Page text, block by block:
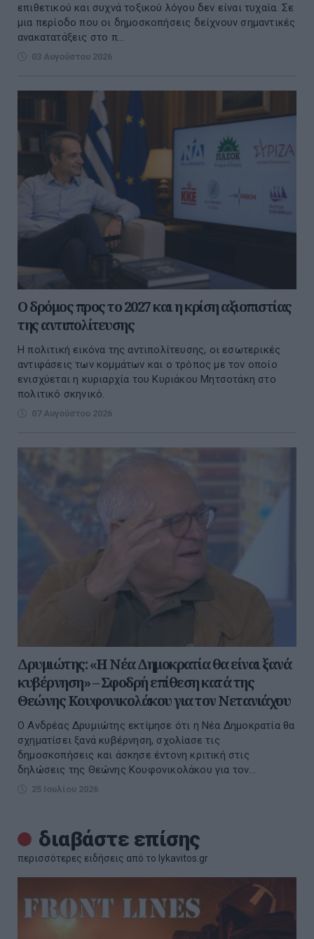
επιθετικού και συχνά τοξικού λόγου δεν είναι τυχαία. Σε
μια περίοδο που οι δημοσκοπήσεις δείχνουν σημαντικές
ανακατατάξεις στο π...
03 Αυγούστου 2026
Ο δρόμος προς το 2027 και η κρίση αξιοπιστίας
της αντιπολίτευσης
Η πολιτική εικόνα της αντιπολίτευσης, οι εσωτερικές
αντιφάσεις των κομμάτων και ο τρόπος με τον οποίο
ενισχύεται η κυριαρχία του Κυριάκου Μητσοτάκη στο
πολιτικό σκηνικό.
07 Αυγούστου 2026
Δρυμιώτης: «Η Νέα Δημοκρατία θα είναι ξανά
κυβέρνηση» – Σφοδρή επίθεση κατά της
Θεώνης Κουφονικολάκου για τον Νετανιάχου
Ο Ανδρέας Δρυμιώτης εκτίμησε ότι η Νέα Δημοκρατία θα
σχηματίσει ξανά κυβέρνηση, σχολίασε τις
δημοσκοπήσεις και άσκησε έντονη κριτική στις
δηλώσεις της Θεώνης Κουφονικολάκου για τον...
25 Ιουλίου 2026
διαβάστε επίσης
περισσότερες ειδήσεις από το lykavitos.gr